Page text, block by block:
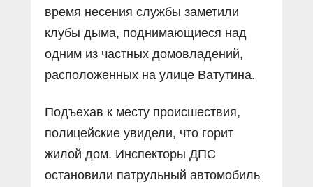
время несения службы заметили
клубы дыма, поднимающиеся над
одним из частных домовладений,
расположенных на улице Ватутина.
Подъехав к месту происшествия,
полицейские увидели, что горит
жилой дом. Инспекторы ДПС
остановили патрульный автомобиль